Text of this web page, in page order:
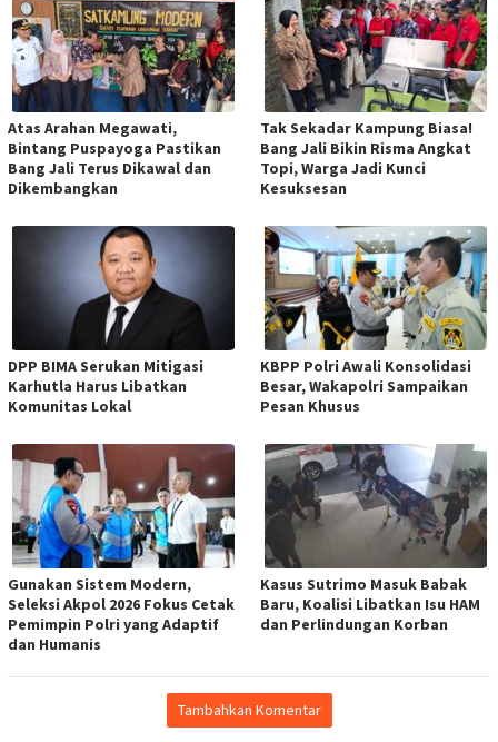
Atas Arahan Megawati,
Bintang Puspayoga Pastikan
Bang Jali Terus Dikawal dan
Dikembangkan
Tak Sekadar Kampung Biasa!
Bang Jali Bikin Risma Angkat
Topi, Warga Jadi Kunci
Kesuksesan
DPP BIMA Serukan Mitigasi
Karhutla Harus Libatkan
Komunitas Lokal
KBPP Polri Awali Konsolidasi
Besar, Wakapolri Sampaikan
Pesan Khusus
Gunakan Sistem Modern,
Seleksi Akpol 2026 Fokus Cetak
Pemimpin Polri yang Adaptif
dan Humanis
Kasus Sutrimo Masuk Babak
Baru, Koalisi Libatkan Isu HAM
dan Perlindungan Korban
Tambahkan Komentar